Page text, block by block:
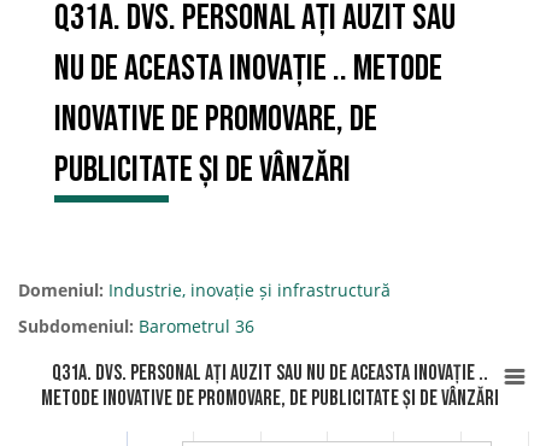
Q31A. Dvs. personal ați auzit sau
nu de aceasta inovație .. Metode
inovative de promovare, de
publicitate și de vânzări
Domeniul: Industrie, inovație și infrastructură
Subdomeniul: Barometrul 36
Q31A. Dvs. personal ați auzit sau nu de aceasta inovație ..
Metode inovative de promovare, de publicitate și de vânzări